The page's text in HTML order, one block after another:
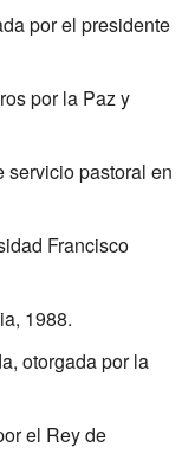
por el presidente
por la Paz y
servicio pastoral en
Francisco
1988.
otorgada por la
el Rey de